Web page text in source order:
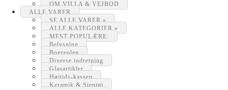
OM VILLA & VEJBOD
ALLE VARER
SE ALLE VARER »
ALLE KATEGORIER »
MEST POPULÆRE:
Belysning
Bogreolen
Diverse indretning
Glasartikler
Højtids-kassen
Keramik & Stentøj